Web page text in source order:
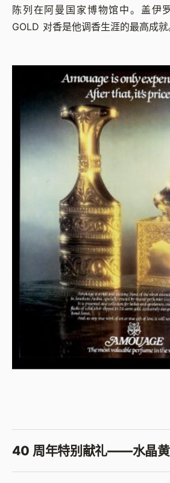
陈列在阿曼国家博物馆中。盖伊
GOLD 对香是他调香生涯的最高成就
40 周年特别献礼——水晶黄